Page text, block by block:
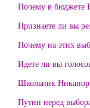
Почему в бюджете
Признаете ли вы
Почему на этих
Идете ли вы
Школьник Никанор
Путин перед